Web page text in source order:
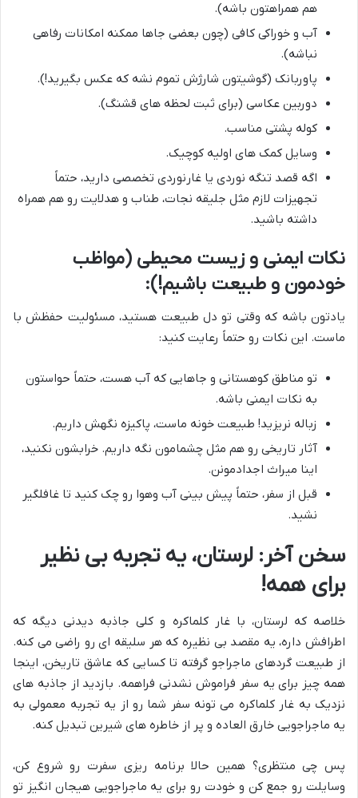
هم همراهتون باشه).
آب و خوراکی کافی (چون بعضی جاها ممکنه امکانات رفاهی
نباشه).
پاوربانک (گوشیتون شارژش تموم نشه که عکس بگیرید!).
دوربین عکاسی (برای ثبت لحظه های قشنگ).
کوله پشتی مناسب.
وسایل کمک های اولیه کوچیک.
اگه قصد تنگه نوردی یا غارنوردی تخصصی دارید، حتماً
تجهیزات لازم مثل جلیقه نجات، طناب و هدلایت رو هم همراه
داشته باشید.
نکات ایمنی و زیست محیطی (مواظب
خودمون و طبیعت باشیم!):
یادتون باشه که وقتی تو دل طبیعت هستید، مسئولیت حفظش با
ماست. این نکات رو حتماً رعایت کنید:
تو مناطق کوهستانی و جاهایی که آب هست، حتماً حواستون
به نکات ایمنی باشه.
زباله نریزید! طبیعت خونه ماست، پاکیزه نگهش داریم.
آثار تاریخی رو هم مثل چشمامون نگه داریم. خرابشون نکنید،
اینا میراث اجدادمونن.
قبل از سفر، حتماً پیش بینی آب وهوا رو چک کنید تا غافلگیر
نشید.
سخن آخر: لرستان، یه تجربه بی نظیر
برای همه!
خلاصه که لرستان، با غار کلماکره و کلی جاذبه دیدنی دیگه که
اطرافش داره، یه مقصد بی نظیره که هر سلیقه ای رو راضی می کنه.
از طبیعت گردهای ماجراجو گرفته تا کسایی که عاشق تاریخن، اینجا
همه چیز برای یه سفر فراموش نشدنی فراهمه. بازدید از جاذبه های
نزدیک به غار کلماکره می تونه سفر شما رو از یه تجربه معمولی به
یه ماجراجویی خارق العاده و پر از خاطره های شیرین تبدیل کنه.
پس چی منتظری؟ همین حالا برنامه ریزی سفرت رو شروع کن،
وسایلت رو جمع کن و خودت رو برای یه ماجراجویی هیجان انگیز تو